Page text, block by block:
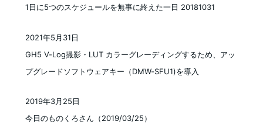
1日に5つのスケジュールを無事に終えた一日 20181031
GH5 V-Log撮影・LUT カラーグレーディングするため、アッ
プグレードソフトウェアキー（DMW-SFU1)を導入
投稿日
2021年5月31日
今日のものくろさん（2019/03/25）
2019年3月25日